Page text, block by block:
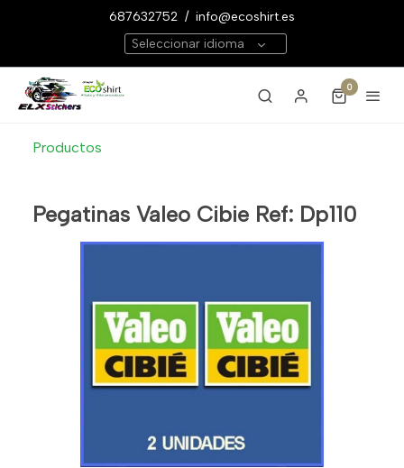
687632752 / info@ecoshirt.es
Seleccionar idioma
0
Productos
Pegatinas Valeo Cibie Ref: Dp110